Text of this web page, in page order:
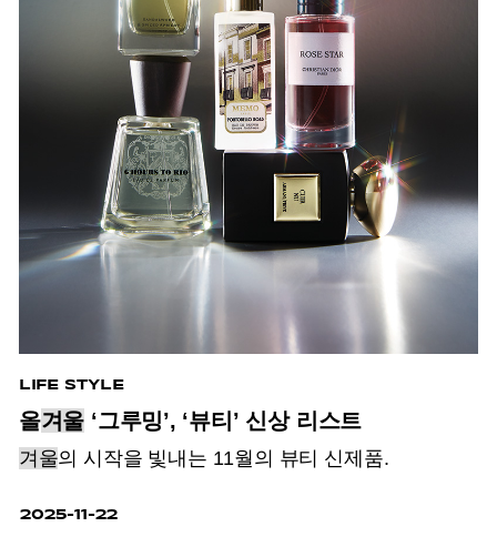
LIFE STYLE
올겨울 ‘그루밍’, ‘뷰티’ 신상 리스트
겨울의 시작을 빛내는 11월의 뷰티 신제품.
2025-11-22